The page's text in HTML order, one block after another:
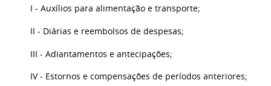
I - Auxílios para alimentação e transporte;
II - Diárias e reembolsos de despesas;
III - Adiantamentos e antecipações;
IV - Estornos e compensações de períodos anteriores;